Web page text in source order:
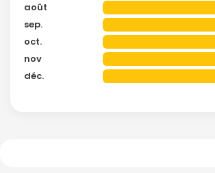
août
sep.
oct.
nov
déc.